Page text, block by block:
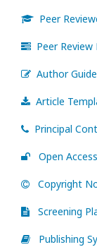
Peer
Peer Review
Author
Article
Principal
Open
Copyright
Screening
Publishing